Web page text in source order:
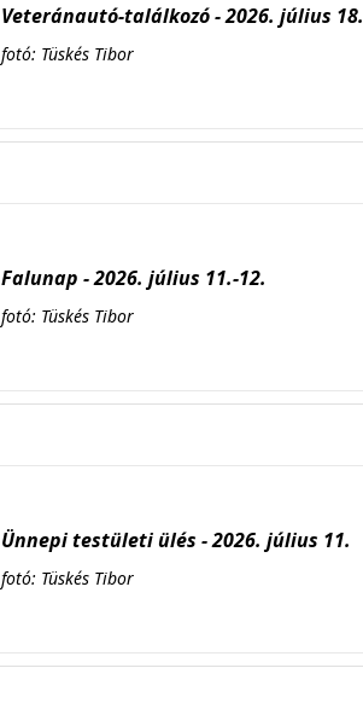
Veteránautó-találkozó - 2026. július 18.
fotó: Tüskés Tibor
Falunap - 2026. július 11.-12.
fotó: Tüskés Tibor
Ünnepi testületi ülés - 2026. július 11.
fotó: Tüskés Tibor